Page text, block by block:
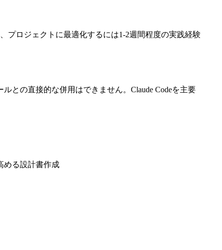
プロジェクトに最適化するには1-2週間程度の実践経験
との直接的な併用はできません。Claude Codeを主要
める設計書作成